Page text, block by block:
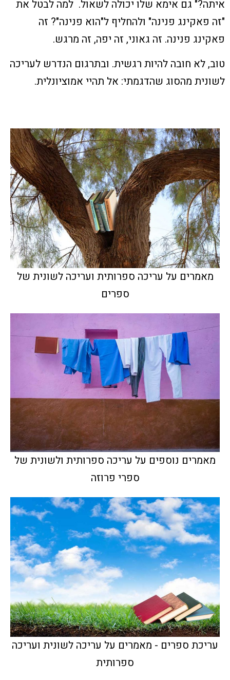
איתה?" גם אימא שלו יכולה לשאול. למה לבטל את
"זה פאקינג פנינה" ולהחליף ל"הוא פנינה"? זה
פאקינג פנינה. זה גאוני, זה יפה, זה מרגש.
טוב, לא חובה להיות רגשית. ובתרגום הנדרש לעריכה
לשונית מהסוג שהדגמתי: אל תהיי אמוציונלית.
מאמרים על עריכה ספרותית ועריכה לשונית של
ספרים
מאמרים נוספים על עריכה ספרותית ולשונית של
ספרי פרוזה
עריכת ספרים - מאמרים על עריכה לשונית ועריכה
ספרותית